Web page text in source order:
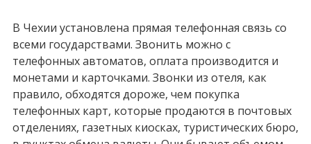
В Чехии установлена прямая телефонная связь со
всеми государствами. Звонить можно с
телефонных автоматов, оплата производится и
монетами и карточками. Звонки из отеля, как
правило, обходятся дороже, чем покупка
телефонных карт, которые продаются в почтовых
отделениях, газетных киосках, туристических бюро,